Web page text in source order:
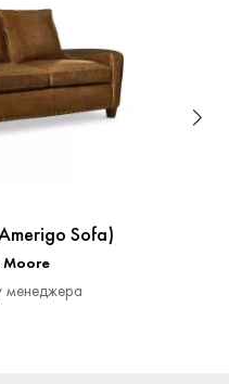
Sofa)
Moore
менеджера